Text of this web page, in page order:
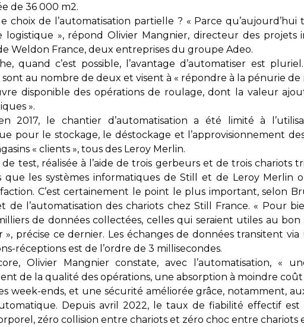
de 36 000 m2.
choix de l’automatisation partielle ? « Parce qu’aujourd’hui
logistique », répond Olivier Mangnier, directeur des projets
Weldon France, deux entreprises du groupe Adeo.
quand c’est possible, l’avantage d’automatiser est
sont au nombre de deux et visent à « répondre à la pénurie
disponible des opérations de roulage, dont la valeur
».
2017, le chantier d’automatisation a été limité à
pour le stockage, le déstockage et l’approvisionnement
« clients », tous des Leroy Merlin.
test, réalisée à l’aide de trois gerbeurs et de trois chariots
que les systèmes informatiques de Still et de Leroy
C’est certainement le point le plus important, selon
de l’automatisation des chariots chez Still France. « Pour
de données collectées, celles qui seraient utiles au
», précise ce dernier. Les échanges de données transitent
réceptions est de l’ordre de 3 millisecondes.
Olivier Mangnier constate, avec l’automatisation, «
de la qualité des opérations, une absorption à moindre
week-ends, et une sécurité améliorée grâce, notamment,
Depuis avril 2022, le taux de fiabilité effectif est
zéro collision entre chariots et zéro choc entre chariots